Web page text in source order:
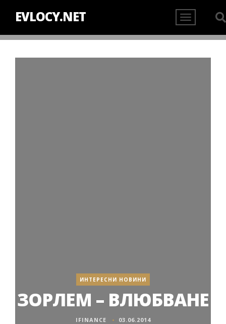
EVLOCY.NET
ИНТЕРЕСНИ НОВИНИ
ЗОРЛЕМ – ВЛЮБВАНЕ
IFINANCE 03.06.2014